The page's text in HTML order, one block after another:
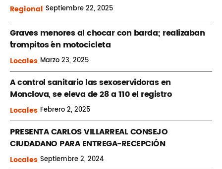
Regional Septiembre22, 2025
Graves menores al chocar con barda; realizaban
´trompitos ´en motocicleta
Locales Marzo23, 2025
A control sanitario las sexoservidoras en
Monclova, se eleva de 28 a 110 el registro
Locales Febrero2, 2025
PRESENTA CARLOS VILLARREAL CONSEJO
CIUDADANO PARA ENTREGA-RECEPCIÓN
Locales Septiembre2, 2024